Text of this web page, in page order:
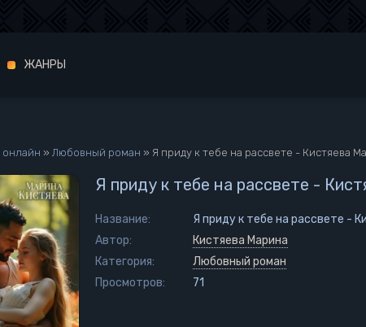
онлайн » Любовный роман » Я приду к тебе на рассвете - Кистяева
Я приду к тебе на рассвете -
Название:
Я приду к тебе на рассвете -
Автор:
Кистяева Марина
Категория:
Любовный роман
Просмотров:
71
ЖАНРЫ